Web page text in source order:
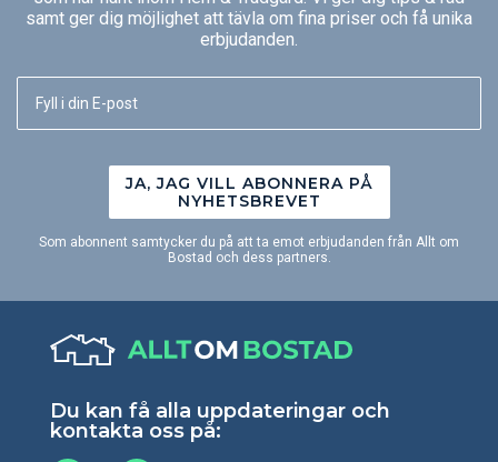
samt ger dig möjlighet att tävla om fina priser och få unika
erbjudanden.
JA, JAG VILL ABONNERA PÅ
NYHETSBREVET
Som abonnent samtycker du på att ta emot erbjudanden från Allt om
Bostad och dess partners.
Du kan få alla uppdateringar och
kontakta oss på: